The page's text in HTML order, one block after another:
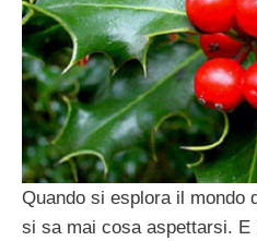
Quando si esplora il mondo
si sa mai cosa aspettarsi. E